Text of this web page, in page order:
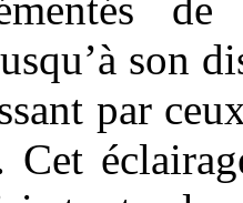
son
par
Cet